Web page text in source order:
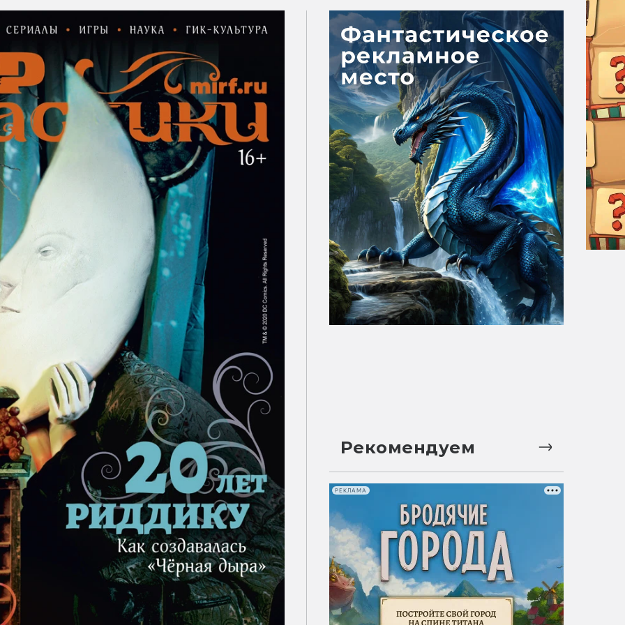
Рекомендуем
РЕКЛАМА